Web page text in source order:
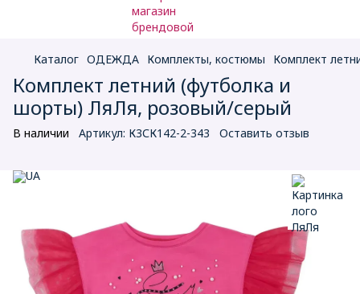
Каталог ОДЕЖДА Комплекты, костюмы Комплект
Комплект летний (футболка и
шорты) ЛяЛя, розовый/серый
В наличии Артикул: К3СК142-2-343 Оставить отзыв